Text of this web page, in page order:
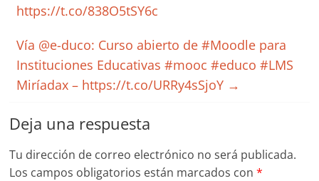
https://t.co/838O5tSY6c
Vía @e-duco: Curso abierto de #Moodle para
Instituciones Educativas #mooc #educo #LMS
Miríadax – https://t.co/URRy4sSjoY →
Deja una respuesta
Tu dirección de correo electrónico no será publicada.
Los campos obligatorios están marcados con*